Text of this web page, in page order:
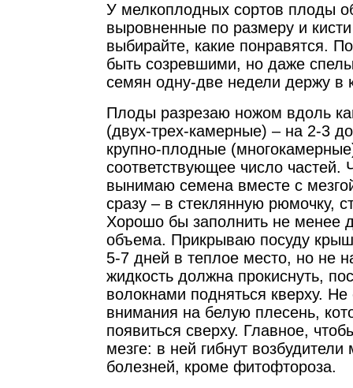
У мелкоплодных сортов плоды
выровненные по размеру и
выбирайте, какие понравятся.
быть созревшими, но даже
семян одну-две недели держу в
Плоды разрезаю ножом вдоль
(двух-трех-камерные) – на 2-3
крупно-плодные
соответствующее число частей.
вынимаю семена вместе с
сразу – в стеклянную рюмочку,
Хорошо бы заполнить не менее
объема. Прикрываю посуду
5-7 дней в теплое место, но не
жидкость должна прокиснуть,
волокнами подняться кверху.
внимания на белую плесень,
появиться сверху. Главное,
мезге: в ней гибнут возбудители
болезней, кроме фитофтороза.